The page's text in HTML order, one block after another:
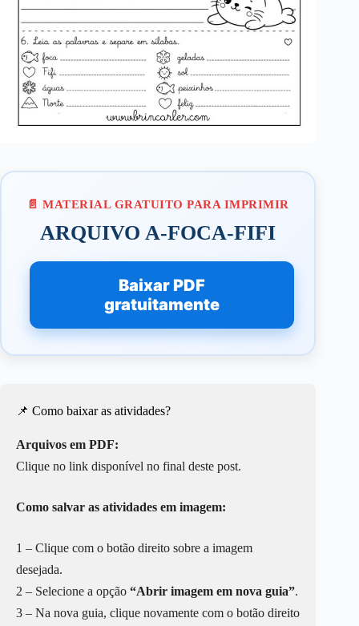
ARQUIVO A-FOCA-FIFI
Baixar PDF
gratuitamente
📌 Como baixar as atividades?
Arquivos em PDF:
Clique no link disponível no final deste post.
Como salvar as atividades em imagem:
1 – Clique com o botão direito sobre a imagem
desejada.
2 – Selecione a opção “Abrir imagem em nova guia”.
3 – Na nova guia, clique novamente com o botão direito